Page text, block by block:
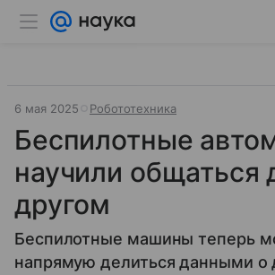
6 мая 2025 Робототехника
Беспилотные
научили общаться
другом
Беспилотные машины теперь
напрямую делиться данными о